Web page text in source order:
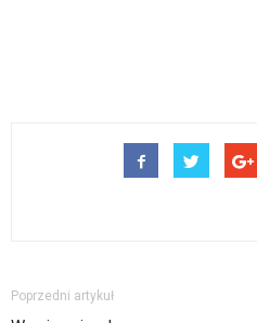
Poprzedni artykuł